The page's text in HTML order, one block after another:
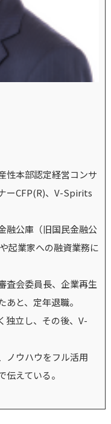
性本部認定経営コンサ
ーCFP(R)、V-Spirits
融公庫（旧国民金融公
起業家への融資業務に
査会委員長、企業再生
と、定年退職。
独立し、その後、V-
ノウハウをフル活用
えている。